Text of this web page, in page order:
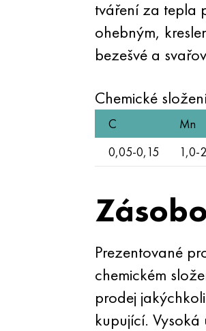
tváření za tepla
ohebným,
bezešvé a
Chemické
C Mn
0,05-0,15
1,0-
Prezentované
chemickém
prodej
kupující.